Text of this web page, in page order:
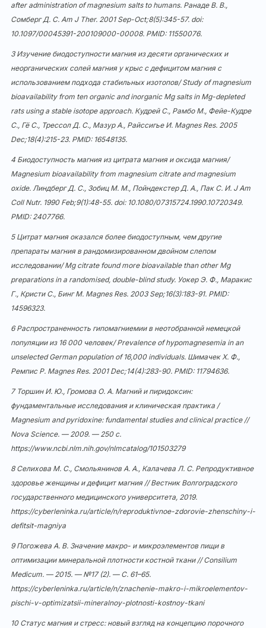
after administration of magnesium salts to humans. Ранаде В. В.,
Сомберг Д. С. Am J Ther. 2001 Sep-Oct;8(5):345-57. doi:
10.1097/00045391-200109000-00008. PMID: 11550076.
3 Изучение биодоступности магния из десяти органических и
неорганических солей магния у крыс с дефицитом магния с
использованием подхода стабильных изотопов/ Study of magnesium
bioavailability from ten organic and inorganic Mg salts in Mg-depleted
rats using a stable isotope approach. Кудрей С., Рамбо М., Фейе-Кудре
С., Гё С., Трессол Д. С., Мазур А., Райссигье И. Magnes Res. 2005
Dec;18(4):215-23. PMID: 16548135.
4 Биодоступность магния из цитрата магния и оксида магния/
Magnesium bioavailability from magnesium citrate and magnesium
oxide. Линдберг Д. С., Зобиц М. М., Пойндекстер Д. А., Пак С. И. J Am
Coll Nutr. 1990 Feb;9(1):48-55. doi: 10.1080/07315724.1990.10720349.
PMID: 2407766.
5 Цитрат магния оказался более биодоступным, чем другие
препараты магния в рандомизированном двойном слепом
исследовании/ Mg citrate found more bioavailable than other Mg
preparations in a randomised, double-blind study. Уокер Э. Ф., Маракис
Г., Кристи С., Бинг М. Magnes Res. 2003 Sep;16(3):183-91. PMID:
14596323.
6 Распространенность гипомагниемии в неотобранной немецкой
популяции из 16 000 человек/ Prevalence of hypomagnesemia in an
unselected German population of 16,000 individuals. Шимачек Х. Ф.,
Ремпис Р. Magnes Res. 2001 Dec;14(4):283-90. PMID: 11794636.
7 Торшин И. Ю., Громова О. А. Магний и пиридоксин:
фундаментальные исследования и клиническая практика /
Magnesium and pyridoxine: fundamental studies and clinical practice //
Nova Science. — 2009. — 250 с.
https://www.ncbi.nlm.nih.gov/nlmcatalog/101503279
8 Селихова М. С., Смольянинов А. А., Калачева Л. С. Репродуктивное
здоровье женщины и дефицит магния // Вестник Волгоградского
государственного медицинского университета, 2019.
https://cyberleninka.ru/article/n/reproduktivnoe-zdorovie-zhenschiny-i-
defitsit-magniya
9 Погожева А. В. Значение макро- и микроэлементов пищи в
оптимизации минеральной плотности костной ткани // Consilium
Medicum. — 2015. — №17 (2). — С. 61–65.
https://cyberleninka.ru/article/n/znachenie-makro-i-mikroelementov-
pischi-v-optimizatsii-mineralnoy-plotnosti-kostnoy-tkani
10 Статус магния и стресс: новый взгляд на концепцию порочного